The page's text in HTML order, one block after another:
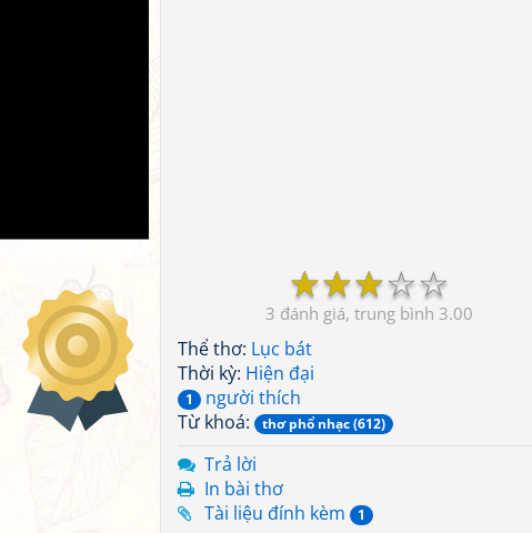
☆
☆
☆
☆
☆
3 3.00
Thể thơ: Lục bát
Thời kỳ: Hiện đại
1
người thích
Từ khoá:
thơ phổ nhạc (612)
Trả lời
In bài thơ
Tài liệu đính kèm
1